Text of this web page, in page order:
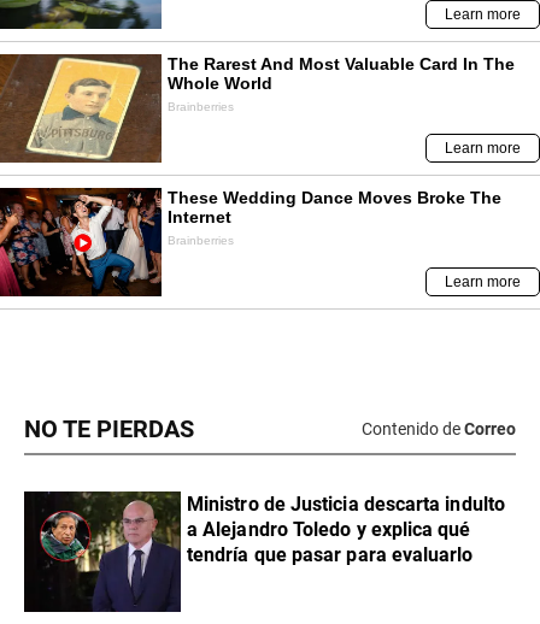
NO TE PIERDAS Contenido deCorreo
Ministro de Justicia descarta indulto
a Alejandro Toledo y explica qué
tendría que pasar para evaluarlo